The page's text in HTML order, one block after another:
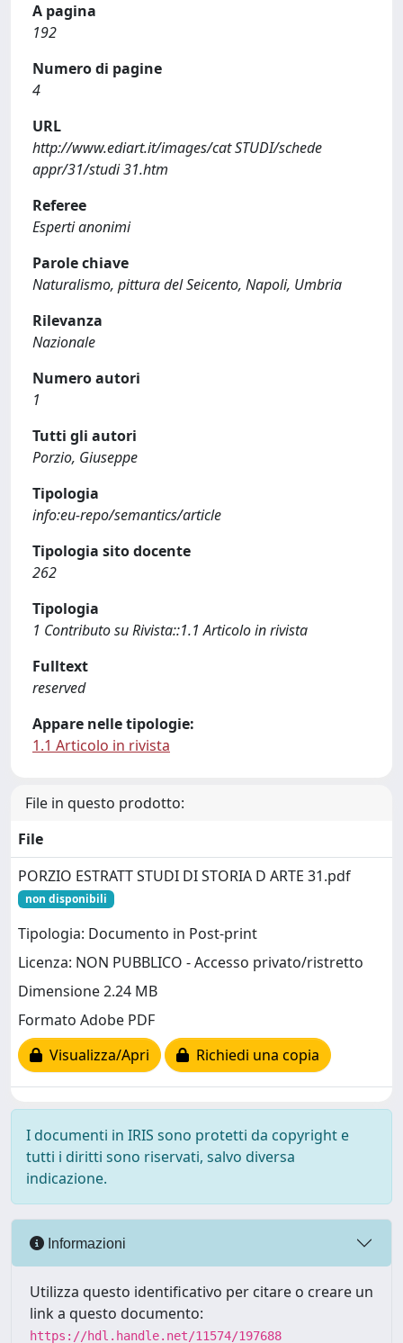
A pagina
192
Numero di pagine
4
URL
http://www.ediart.it/images/cat STUDI/schede
appr/31/studi 31.htm
Referee
Esperti anonimi
Parole chiave
Naturalismo, pittura del Seicento, Napoli, Umbria
Rilevanza
Nazionale
Numero autori
1
Tutti gli autori
Porzio, Giuseppe
Tipologia
info:eu-repo/semantics/article
Tipologia sito docente
262
Tipologia
1 Contributo su Rivista::1.1 Articolo in rivista
Fulltext
reserved
Appare nelle tipologie:
1.1 Articolo in rivista
File in questo prodotto:
File
PORZIO ESTRATT STUDI DI STORIA D ARTE 31.pdf
non disponibili
Tipologia: Documento in Post-print
Licenza: NON PUBBLICO - Accesso privato/ristretto
Dimensione 2.24 MB
Formato Adobe PDF
Visualizza/Apri
Richiedi una copia
I documenti in IRIS sono protetti da copyright e
tutti i diritti sono riservati, salvo diversa
indicazione.
Informazioni
Utilizza questo identificativo per citare o creare un
link a questo documento:
https://hdl.handle.net/11574/197688